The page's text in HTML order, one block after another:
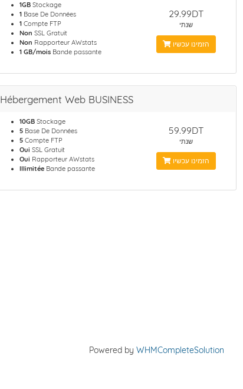
1GB Stockage
1 Base De Données
1 Compte FTP
Non SSL Gratuit
Non Rapporteur AWstats
1 GB/mois Bande passante
29.99DT
שנתי
הזמינו עכשיו
Hébergement Web BUSINESS
10GB Stockage
5 Base De Données
5 Compte FTP
Oui SSL Gratuit
Oui Rapporteur AWstats
Illimitée Bande passante
59.99DT
שנתי
הזמינו עכשיו
Powered by WHMCompleteSolution